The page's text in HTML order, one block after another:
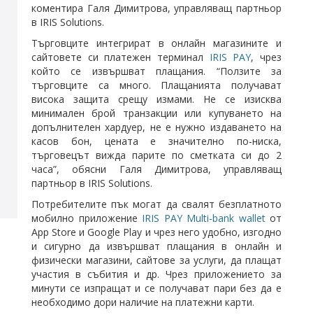
коментира Галя Димитрова, управляващ партньор
в IRIS Solutions.
Търговците интегрират в онлайн магазините и
сайтовете си платежен терминал IRIS PAY, чрез
който се извършват плащания. “Ползите за
търговците са много. Плащанията получават
висока защита срещу измами. Не се изисква
минимален брой транзакции или купуването на
допълнителен хардуер, не е нужно издаването на
касов бон, цената е значително по-ниска,
търговецът вижда парите по сметката си до 2
часа”, обясни Галя Димитрова, управляващ
партньор в IRIS Solutions.
Потребителите пък могат да свалят безплатното
мобилно приложение IRIS PAY Multi-bank wallet от
App Store и Google Play и чрез него удобно, изгодно
и сигурно да извършват плащания в онлайн и
физически магазини, сайтове за услуги, да плащат
участия в събития и др. Чрез приложението за
минути се изпращат и се получават пари без да е
необходимо дори наличие на платежни карти.